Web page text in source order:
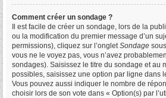
Comment créer un sondage ?
Il est facile de créer un sondage, lors de la
ou la modification du premier message d’un
permissions), cliquez sur l’ongletSondage
vous ne le voyez pas, vous n’avez
sondages). Saisissez le titre du sondage et au
possibles, saisissez une option par ligne dans
Vous pouvez aussi indiquer le nombre de
choisir lors de son vote dans « Option(s) par